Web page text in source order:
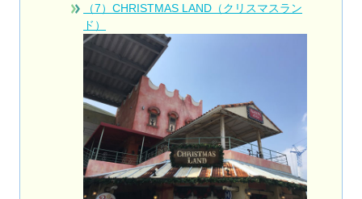
（7）CHRISTMAS LAND（クリスマスラン
ド）